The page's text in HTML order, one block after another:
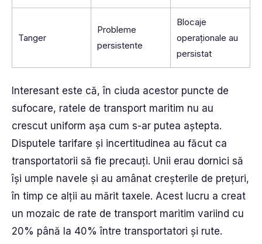
Tanger
Probleme
persistente
Blocaje
operaționale au
persistat
Interesant este că, în ciuda acestor puncte de
sufocare, ratele de transport maritim nu au
crescut uniform așa cum s-ar putea aștepta.
Disputele tarifare și incertitudinea au făcut ca
transportatorii să fie precauți. Unii erau dornici să
își umple navele și au amânat creșterile de prețuri,
în timp ce alții au mărit taxele. Acest lucru a creat
un mozaic de rate de transport maritim variind cu
20% până la 40% între transportatori și rute.